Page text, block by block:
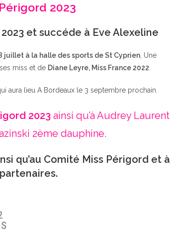
2023
et succéde à Eve Alexeline
juillet à la halle des sports de St Cyprien, Une
miss et de Diane Leyre, Miss France 2022
aura lieu A Bordeaux le 3 septembre prochain.
2023ainsi qu’à Audrey Laurent
2ème dauphine.
qu’au Comité Miss Périgord et à